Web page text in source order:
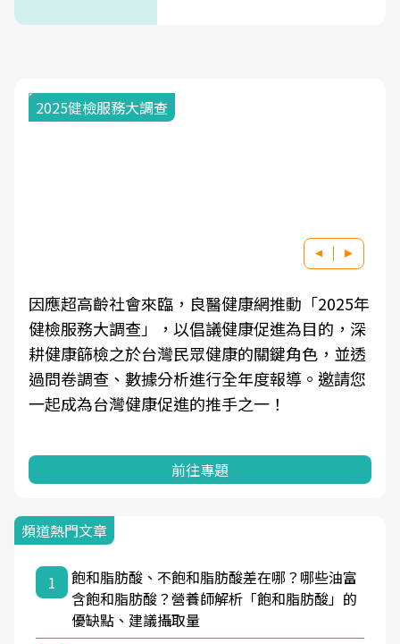
面對超高齡社會的浪潮，台灣正在快速邁向「健
康照護」的新時代。隨著國家政策如「健康台灣
推動委員會」與「長照3.0」的推進，「預防醫
學」已成全民關注的核心議題。然而，健檢不只
是醫療院所的服務，更是民眾了解自身健康狀
前往專題
頻道熱門文章
1
飽和脂肪酸、不飽和脂肪酸差在哪？哪些油富
含飽和脂肪酸？營養師解析「飽和脂肪酸」的
優缺點、建議攝取量